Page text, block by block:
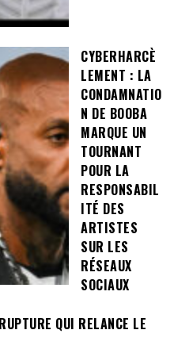
CYBERHARCÈ
LEMENT : LA
CONDAMNATIO
N DE BOOBA
MARQUE UN
TOURNANT
POUR LA
RESPONSABIL
ITÉ DES
ARTISTES
SUR LES
RÉSEAUX
SOCIAUX
QUI RELANCE LE